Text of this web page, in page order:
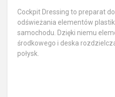
Cockpit Dressing to preparat
odświeżania elementów
samochodu. Dzięki niemu
środkowego i deska
połysk.